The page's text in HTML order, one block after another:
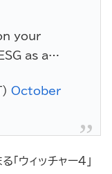
your
as a…
October
ウィッチャー4」